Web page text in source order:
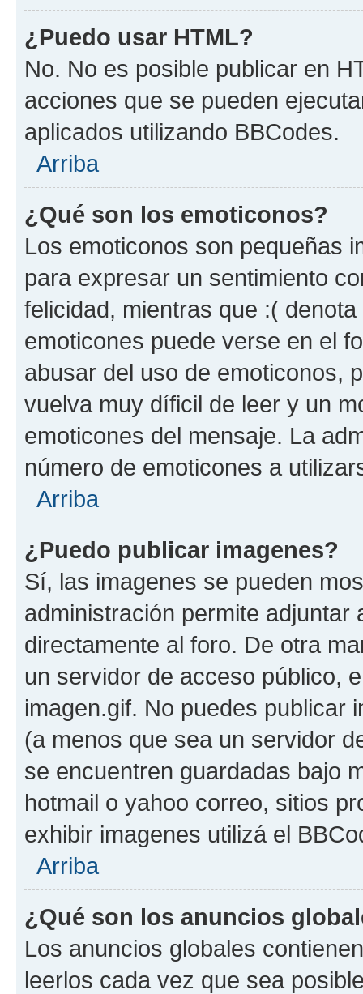
¿Puedo usar HTML?
No. No es posible publicar en
acciones que se pueden
aplicados utilizando BBCodes.
Arriba
¿Qué son los emoticonos?
Los emoticonos son pequeñas
para expresar un sentimiento
felicidad, mientras que :(
emoticones puede verse en el
abusar del uso de emoticonos,
vuelva muy díficil de leer y un
emoticones del mensaje. La
número de emoticones a
Arriba
¿Puedo publicar imagenes?
Sí, las imagenes se pueden
administración permite
directamente al foro. De otra
un servidor de acceso público,
imagen.gif. No puedes publicar
(a menos que sea un servidor
se encuentren guardadas bajo
hotmail o yahoo correo, sitios
exhibir imagenes utilizá el
Arriba
¿Qué son los anuncios
Los anuncios globales
leerlos cada vez que sea